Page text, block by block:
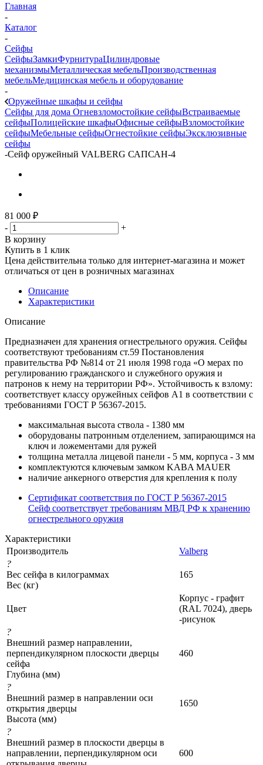
Главная
-
Каталог
-
Сейфы
СейфыЗамкиФурнитураЦилиндровые
механизмыМеталлическая мебельПроизводственная
мебельМедицинская мебель и оборудование
-
Оружейные шкафы и сейфы
Сейфы для дома Огневзломостойкие сейфыВстраиваемые
сейфыПолицейские шкафыОфисные сейфыВзломостойкие
сейфыМебельные сейфыОгнестойкие сейфыЭксклюзивные
сейфы
-Сейф оружейный VALBERG САПСАН-4
81 000 ₽
-
+
В корзину
Купить в 1 клик
Цена действительна только для интернет-магазина и может
отличаться от цен в розничных магазинах
Описание
Характеристики
Описание
Предназначен для хранения огнестрельного оружия. Сейфы
соответствуют требованиям ст.59 Постановления
правительства РФ №814 от 21 июля 1998 года «О мерах по
регулированию гражданского и служебного оружия и
патронов к нему на территории РФ». Устойчивость к взлому:
соответствует классу оружейных сейфов А1 в соответствии с
требованиями ГОСТ Р 56367-2015.
максимальная высота ствола - 1380 мм
оборудованы патронным отделением, запирающимся на
ключ и ложементами для ружей
толщина металла лицевой панели - 5 мм, корпуса - 3 мм
комплектуются ключевым замком KABA MAUER
наличие анкерного отверстия для крепления к полу
Cертификат соответствия по ГОСТ Р 56367-2015
Cейф соответствует требованиям МВД РФ к хранению
огнестрельного оружия
Характеристики
Производитель
Valberg
?
Вес сейфа в килограммах
Вес (кг)
165
Цвет
Корпус - графит
(RAL 7024), дверь
-рисунок
?
Внешний размер направлении,
перпендикулярном плоскости дверцы
сейфа
Глубина (мм)
460
?
Внешний размер в направлении оси
открытия дверцы
Высота (мм)
1650
?
Внешний размер в плоскости дверцы в
направлении, перпендикулярном оси
600